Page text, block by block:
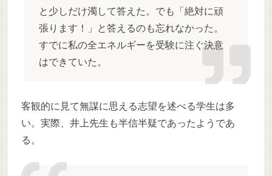
と少しだけ濁して答えた。でも「絶対に頑
張ります！」と答えるのも忘れなかった。
すでに私の全エネルギーを受験に注ぐ決意
はできていた。
客観的に見て無謀に思える志望を述べる学生は多
い。実際、井上先生も半信半疑であったようであ
る。